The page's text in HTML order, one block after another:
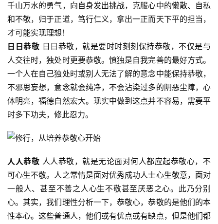
千山万水的勇气，向自身发出挑战，克服心中的懒散、自私
和不敬，归于正道，笃行仁义，拿出一正而天下平的担当，
才可能实现理想！
日日恭敬 日日恭敬，就是要时时刻刻保持恭敬，不仅是与
人交往时，独处时更要恭敬。慎独是自我完善的最好方式。
一个人在自己独处时或别人无法了解的意念中能保持恭敬，
不邪思妄想，意念就会纯净，不会沾染过多的阴恶尘障，心
体明亮，福德自然宏大。现实中做到这点并不容易，需要平
时多下功夫，修此忍力。
人人恭敬 人人恭敬，就是无论面对何人都应起恭敬心，不
可心生不敬。人之常情是面对优秀成功人士心生敬意，面对
一般人、甚至不善之人心生不敬甚至厌恶之心。此乃分别
心。其实，我们理性分析一下，恭敬心，恭敬的是他们的本
性本心。这些普通人，他们或有优点或有缺点，但是他们都